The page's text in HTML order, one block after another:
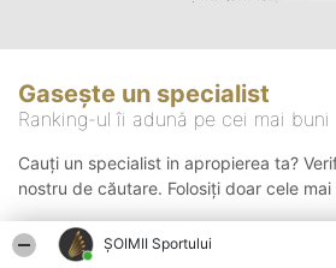
ȘOIMII Sportului
Gasește un specialist
Ranking-ul îi adună pe cei mai
Cauți un specialist in apropierea ta?
nostru de căutare. Folosiți doar cele